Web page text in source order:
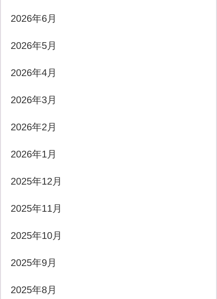
2026年6月
2026年5月
2026年4月
2026年3月
2026年2月
2026年1月
2025年12月
2025年11月
2025年10月
2025年9月
2025年8月